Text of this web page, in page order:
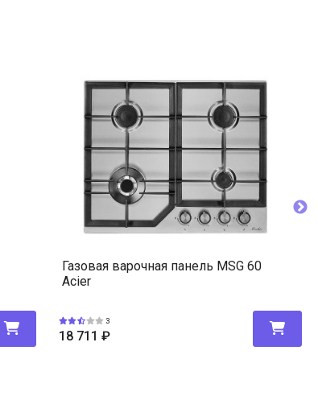
Газовая варочная панель MSG 60
Acier
3
18 711 ₽